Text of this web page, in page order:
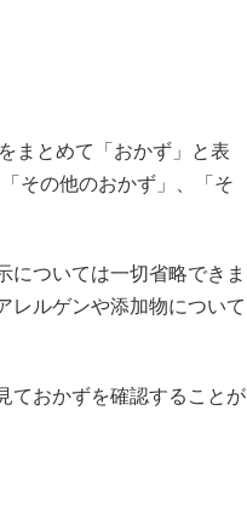
まとめて「おかず」と表
その他のおかず」、「そ
については一切省略できま
レルゲンや添加物について
ておかずを確認することが